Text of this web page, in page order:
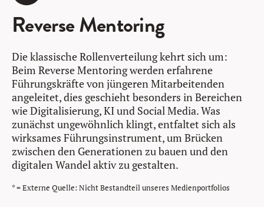
Reverse Mentoring
Die klassische Rollenverteilung kehrt sich um:
Beim Reverse Mentoring werden erfahrene
Führungskräfte von jüngeren Mitarbeitenden
angeleitet, dies geschieht besonders in Bereichen
wie Digitalisierung, KI und Social Media. Was
zunächst ungewöhnlich klingt, entfaltet sich als
wirksames Führungsinstrument, um Brücken
zwischen den Generationen zu bauen und den
digitalen Wandel aktiv zu gestalten.
* = Externe Quelle: Nicht Bestandteil unseres Medienportfolios